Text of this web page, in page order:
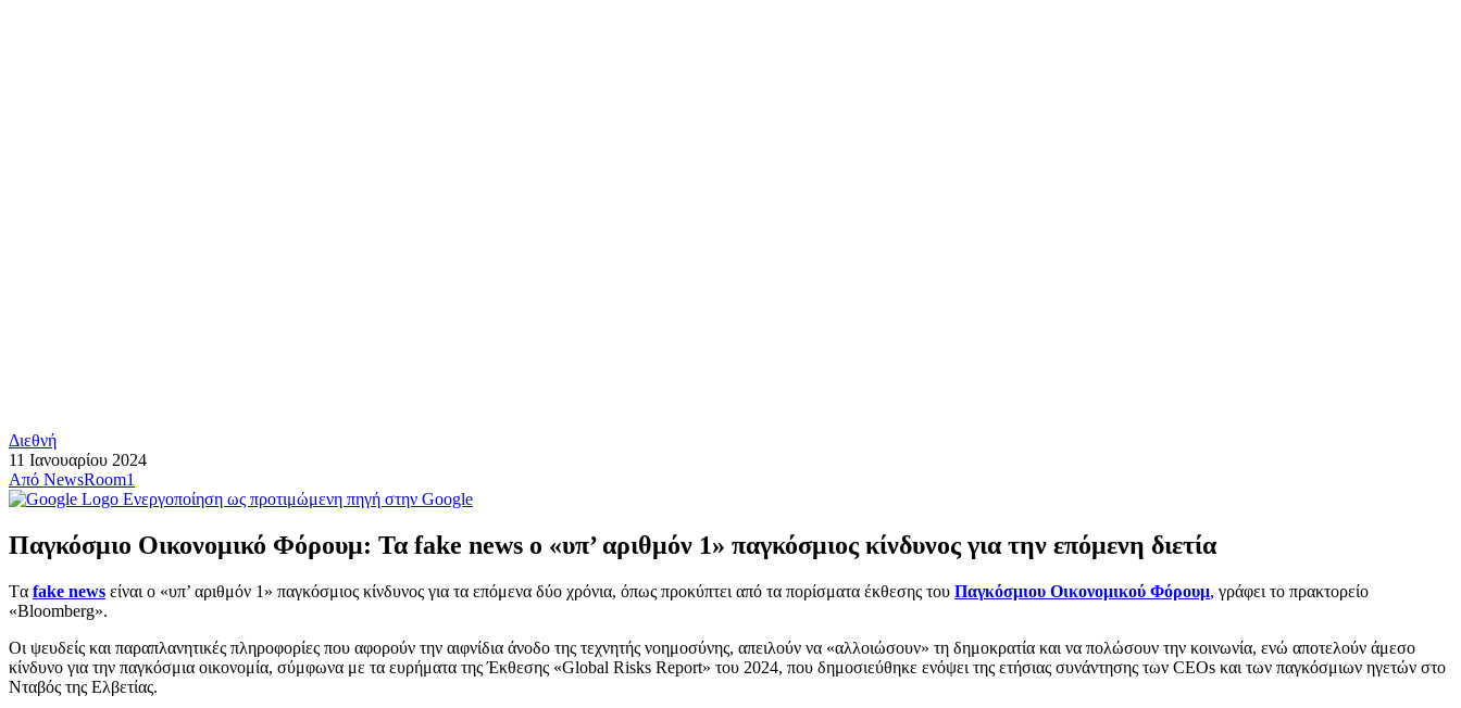
Διεθνή
11 Ιανουαρίου 2024
Από NewsRoom1
Ενεργοποίηση ως προτιμώμενη πηγή στην Google
Παγκόσμιο Οικονομικό Φόρουμ: Τα fake news ο «υπ’ αριθμόν 1» παγκόσμιος κίνδυνος για την επόμενη διετία
Tα fake news είναι ο «υπ’ αριθμόν 1» παγκόσμιος κίνδυνος για τα επόμενα δύο χρόνια, όπως προκύπτει από τα πορίσματα έκθεσης του Παγκόσμιου Οικονομικού Φόρουμ, γράφει το πρακτορείο
«Βloomberg».
Οι ψευδείς και παραπλανητικές πληροφορίες που αφορούν την αιφνίδια άνοδο της τεχνητής νοημοσύνης, απειλούν να «αλλοιώσουν» τη δημοκρατία και να πολώσουν την κοινωνία, ενώ αποτελούν άμεσο
κίνδυνο για την παγκόσμια οικονομία, σύμφωνα με τα ευρήματα της Έκθεσης «Global Risks Report» του 2024, που δημοσιεύθηκε ενόψει της ετήσιας συνάντησης των CEOs και των παγκόσμιων ηγετών στο
Νταβός της Ελβετίας.